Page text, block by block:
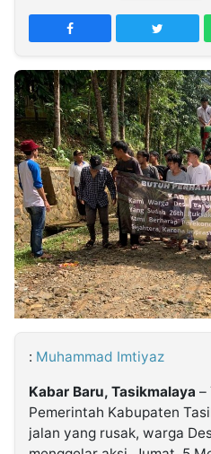
PT
TREETAN
INDONESIA
Partner
Insight
NTB
Suara
Time
Lens
IDN
Daily
Jogja
Jalan
Rakyat
Idealita
News
Kita
Notice
Dinamikapost.com
Radar
Baru
Seedbacklink
Follow
Kabarbaru
: Muhammad Imtiyaz
Kabar Baru, Tasikmalaya –
Pemerintah Kabupaten
jalan yang rusak, warga